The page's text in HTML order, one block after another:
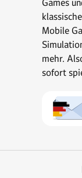
Mobile
mehr.
sofort